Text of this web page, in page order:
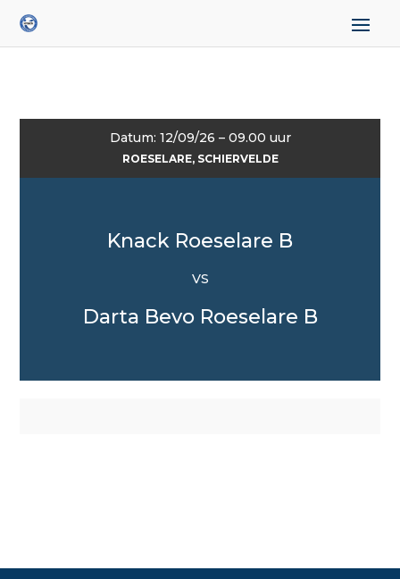
Datum: 12/09/26 – 09.00 uur
ROESELARE, SCHIERVELDE
Knack Roeselare B
VS
Darta Bevo Roeselare B